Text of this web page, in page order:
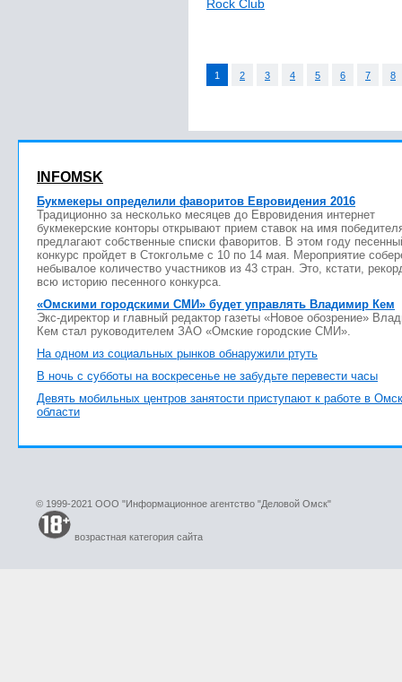
Rock Club
1 2 3 4 5 6 7 8
INFOMSK
Букмекеры определили фаворитов Евровидения 2016
Традиционно за несколько месяцев до Евровидения интернет
букмекерские конторы открывают прием ставок на имя
предлагают собственные списки фаворитов. В этом году
конкурс пройдет в Стокгольме с 10 по 14 мая. Мероприятие
небывалое количество участников из 43 стран. Это, кстати,
всю историю песенного конкурса.
«Омскими городскими СМИ» будет управлять Владимир Кем
Экс-директор и главный редактор газеты «Новое обозрение»
Кем стал руководителем ЗАО «Омские городские СМИ».
На одном из социальных рынков обнаружили ртуть
В ночь с субботы на воскресенье не забудьте перевести часы
Девять мобильных центров занятости приступают к работе в
области
© 1999-2021 ООО "Информационное агентство "Деловой Омск"
возрастная категория сайта